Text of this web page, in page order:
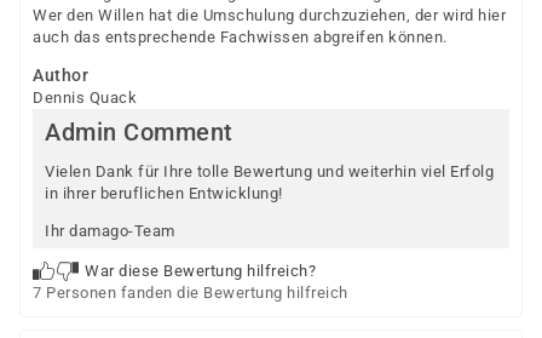
Wer den Willen hat die Umschulung durchzuziehen, der wird hier
auch das entsprechende Fachwissen abgreifen können.
Author
Dennis Quack
Admin Comment
Vielen Dank für Ihre tolle Bewertung und weiterhin viel Erfolg
in ihrer beruflichen Entwicklung!
Ihr damago-Team
War diese Bewertung hilfreich?
7 Personen fanden die Bewertung hilfreich